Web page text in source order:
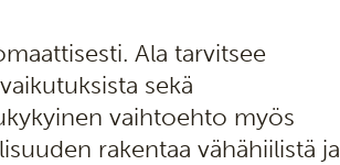
Ala tarvitsee
sekä
vaihtoehto myös
rakentaa vähähiilistä ja